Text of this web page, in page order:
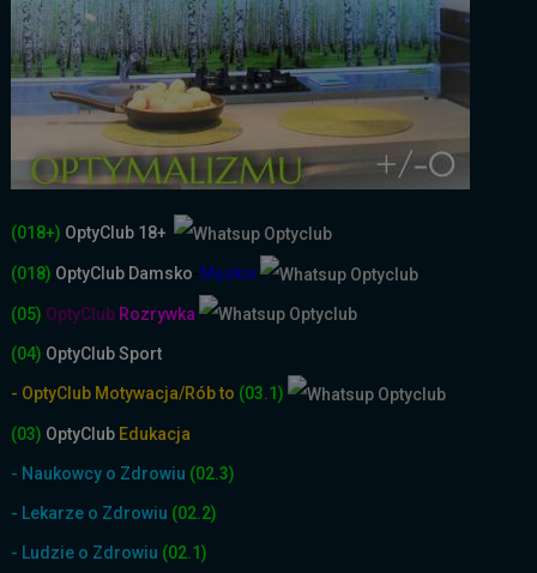
(018+) OptyClub 18+
(018) OptyClub Damsko Męskie
(05) OptyClub Rozrywka
(04) OptyClub Sport
- OptyClub Motywacja/Rób to (03.1)
(03) OptyClub Edukacja
- Naukowcy o Zdrowiu (02.3)
- Lekarze o Zdrowiu (02.2)
- Ludzie o Zdrowiu (02.1)